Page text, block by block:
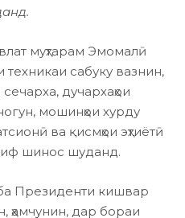
муҳтарам Эмомалӣ
техникаи сабуку вазнин,
дучархаҳои
мошинҳои хурду
ва қисмҳои эҳтиётӣ
шинос шуданд.
Президенти кишвар
ҳамчунин, дар бораи